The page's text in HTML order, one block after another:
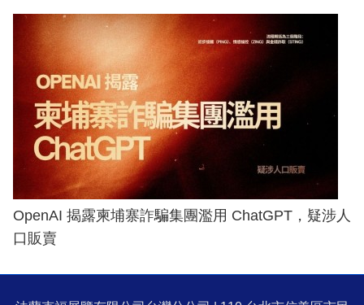
OpenAI 揭露柬埔寨詐騙集團濫用 ChatGPT，疑涉人
口販賣